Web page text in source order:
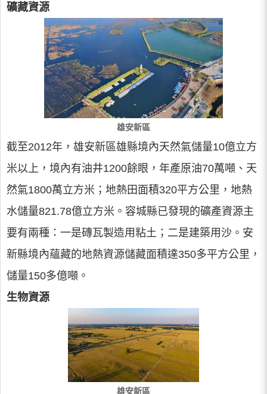
礦藏資源
雄安新區
截至2012年，雄安新區雄縣境內天然氣儲量10億立方
米以上，境內有油井1200餘眼，年產原油70萬噸、天
然氣1800萬立方米；地熱田面積320平方公里，地熱
水儲量821.78億立方米。容城縣已發現的礦產資源主
要有兩種：一是磚瓦製造用粘土；二是建築用沙。安
新縣境內蘊藏的地熱資源儲藏面積達350多平方公里，
儲量150多億噸。
生物資源
雄安新區